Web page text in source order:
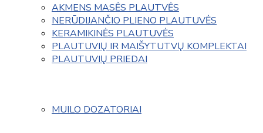
AKMENS MASĖS PLAUTVĖS
NERŪDIJANČIO PLIENO PLAUTUVĖS
KERAMIKINĖS PLAUTUVĖS
PLAUTUVIŲ IR MAIŠYTUTVŲ KOMPLEKTAI
PLAUTUVIŲ PRIEDAI
MUILO DOZATORIAI